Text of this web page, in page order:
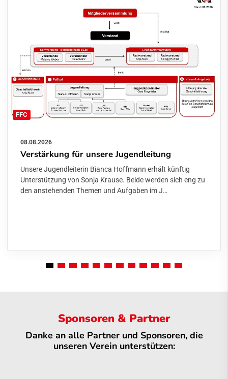
FFC
08.08.2026
Verstärkung für unsere Jugendleitung
Unsere Jugendleiterin Bianca Hoffmann erhält künftig
Unterstützung von Sonja Krause. Beide werden sich eng zu
den anstehenden Themen und Aufgaben im J…
Sponsoren & Partner
Danke an alle Partner und Sponsoren, die
unseren Verein unterstützen: